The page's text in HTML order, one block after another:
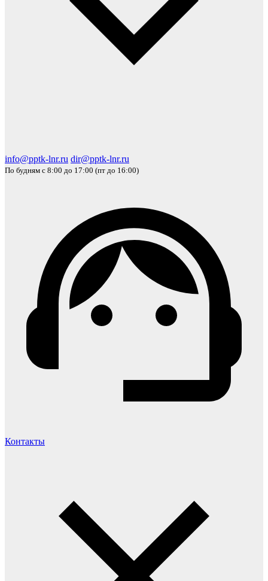
info@pptk-lnr.ru dir@pptk-lnr.ru
По будням с 8:00 до 17:00 (пт до 16:00)
Контакты